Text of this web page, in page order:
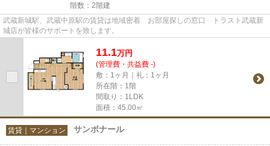
階数：2階建
武蔵新城駅、武蔵中原駅の賃貸は地域密着 お部屋探しの窓口 トラスト武蔵新
城店が皆様のサポートを致します。
11.1万円
(管理費・共益費 -)
敷：1ヶ月｜礼：1ヶ月
所在階：1階
間取り：1LDK
面積：45.00㎡
賃貸｜マンション サンボナール